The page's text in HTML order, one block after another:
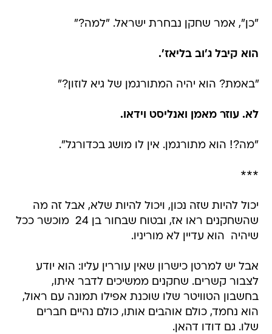
"כן", אמר שחקן נבחרת ישראל. "למה?"
הוא קיבל ג'וב בליאז'.
"באמת? הוא יהיה המתורגמן של גיא לוזון?"
לא. עוזר מאמן ואנליסט וידאו.
"מה?! הוא מתורגמן. אין לו מושג בכדורגל".
***
יכול להיות שזה נכון, ויכול להיות שלא, אבל זה מה
שהשחקנים ראו אז, ובטוח שבחור בן 24  מוכשר ככל
שיהיה  הוא עדיין לא מוריניו.
אבל יש למרטן כישרון שאין עוררין עליו: הוא יודע
לצבור קשרים. שחקנים ממשיכים לדבר איתו,
בחשבון הטוויטר שלו שוכנת אפילו תמונה עם ראול,
הוא נחמד, כולם אוהבים אותו, כולם נהיים חברים
שלו. גם דודו דהאן.